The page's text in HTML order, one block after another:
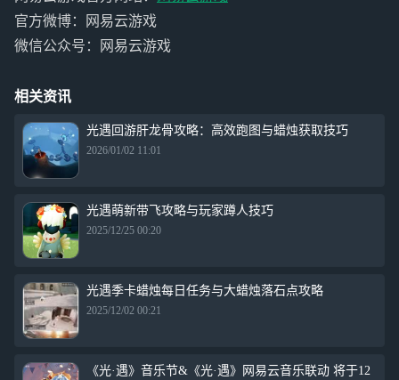
官方微博：网易云游戏
微信公众号：网易云游戏
相关资讯
光遇回游肝龙骨攻略：高效跑图与蜡烛获取技巧
2026/01/02 11:01
光遇萌新带飞攻略与玩家蹲人技巧
2025/12/25 00:20
光遇季卡蜡烛每日任务与大蜡烛落石点攻略
2025/12/02 00:21
《光·遇》音乐节&《光·遇》网易云音乐联动 将于12